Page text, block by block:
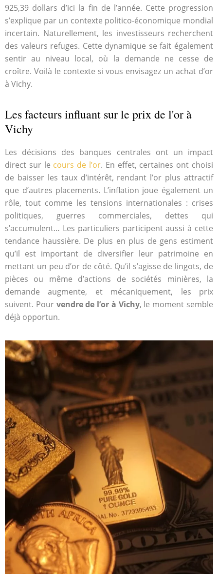
925,39 dollars d’ici la fin de l’année. Cette progression
s’explique par un contexte politico-économique mondial
incertain. Naturellement, les investisseurs recherchent
des valeurs refuges. Cette dynamique se fait également
sentir au niveau local, où la demande ne cesse de
croître. Voilà le contexte si vous envisagez un achat d’or
à Vichy.
Les facteurs influant sur le prix de l'or à
Vichy
Les décisions des banques centrales ont un impact
direct sur le cours de l’or. En effet, certaines ont choisi
de baisser les taux d’intérêt, rendant l’or plus attractif
que d’autres placements. L’inflation joue également un
rôle, tout comme les tensions internationales : crises
politiques, guerres commerciales, dettes qui
s’accumulent… Les particuliers participent aussi à cette
tendance haussière. De plus en plus de gens estiment
qu’il est important de diversifier leur patrimoine en
mettant un peu d’or de côté. Qu’il s’agisse de lingots, de
pièces ou même d’actions de sociétés minières, la
demande augmente, et mécaniquement, les prix
suivent. Pour vendre de l’or à Vichy, le moment semble
déjà opportun.